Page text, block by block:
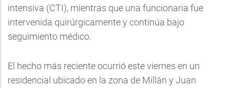
intensiva (CTI), mientras que una funcionaria fue
intervenida quirúrgicamente y continúa bajo
seguimiento médico.
El hecho más reciente ocurrió este viernes en un
residencial ubicado en la zona de Millán y Juan